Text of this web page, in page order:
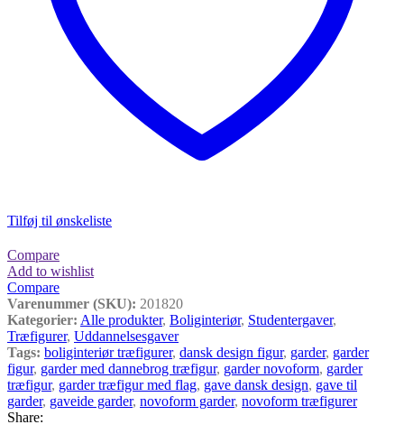
Tilføj til ønskeliste
Compare
Add to wishlist
Compare
Varenummer (SKU): 201820
Kategorier: Alle produkter, Boliginteriør, Studentergaver,
Træfigurer, Uddannelsesgaver
Tags: boliginteriør træfigurer, dansk design figur, garder, garder
figur, garder med dannebrog træfigur, garder novoform, garder
træfigur, garder træfigur med flag, gave dansk design, gave til
garder, gaveide garder, novoform garder, novoform træfigurer
Share: